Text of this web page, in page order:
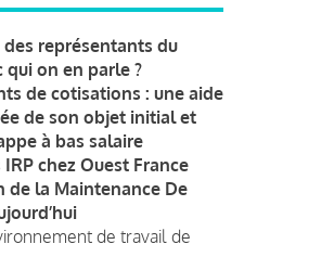
représentants du
qui on en parle ?
de cotisations : une aide
de son objet initial et
à bas salaire
IRP chez Ouest France
de la Maintenance De
de travail de